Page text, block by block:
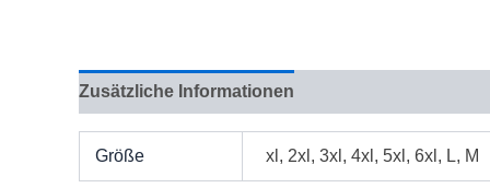
Zusätzliche Informationen
Größe xl, 2xl, 3xl, 4xl, 5xl, 6xl, L, M